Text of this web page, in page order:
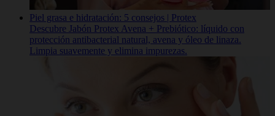
Piel grasa e hidratación: 5 consejos | Protex
Descubre Jabón Protex Avena + Prebiótico: líquido con
protección antibacterial natural, avena y óleo de linaza.
Limpia suavemente y elimina impurezas.